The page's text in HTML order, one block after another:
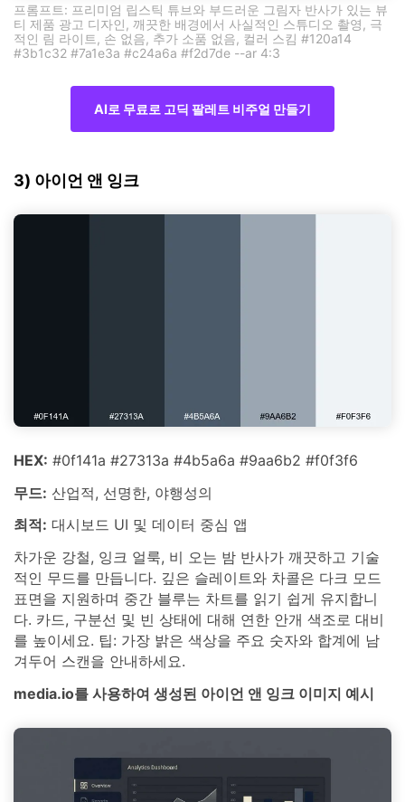
프롬프트: 프리미엄 립스틱 튜브와 부드러운 그림자 반사가 있는 뷰
티 제품 광고 디자인, 깨끗한 배경에서 사실적인 스튜디오 촬영, 극
적인 림 라이트, 손 없음, 추가 소품 없음, 컬러 스킴 #120a14
#3b1c32 #7a1e3a #c24a6a #f2d7de --ar 4:3
AI로 무료로 고딕 팔레트 비주얼 만들기
3) 아이언 앤 잉크
HEX: #0f141a #27313a #4b5a6a #9aa6b2 #f0f3f6
무드: 산업적, 선명한, 야행성의
최적: 대시보드 UI 및 데이터 중심 앱
차가운 강철, 잉크 얼룩, 비 오는 밤 반사가 깨끗하고 기술
적인 무드를 만듭니다. 깊은 슬레이트와 차콜은 다크 모드
표면을 지원하며 중간 블루는 차트를 읽기 쉽게 유지합니
다. 카드, 구분선 및 빈 상태에 대해 연한 안개 색조로 대비
를 높이세요. 팁: 가장 밝은 색상을 주요 숫자와 합계에 남
겨두어 스캔을 안내하세요.
media.io를 사용하여 생성된 아이언 앤 잉크 이미지 예시